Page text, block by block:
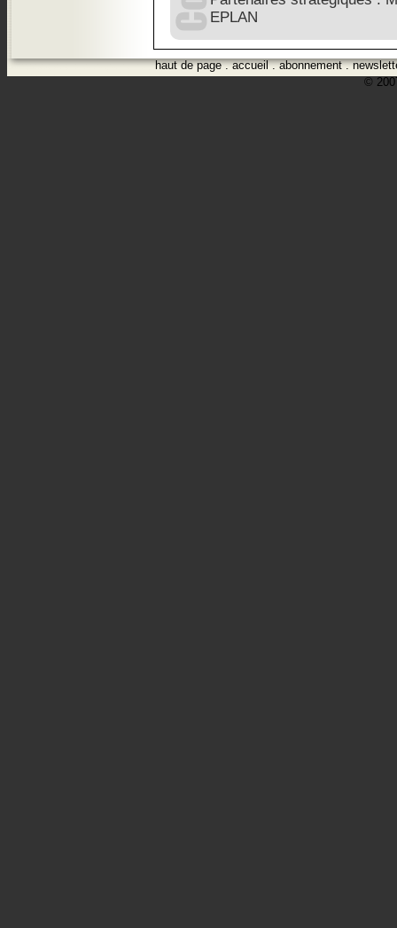
EPLAN
haut de page.accueil.abonnement.
©